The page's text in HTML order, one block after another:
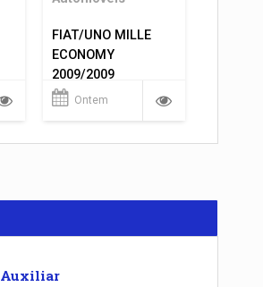
FIAT/UNO MILLE
ECONOMY
2009/2009
Ontem
Auxiliar